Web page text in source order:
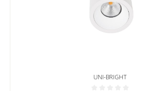
UNI-BRIGHT